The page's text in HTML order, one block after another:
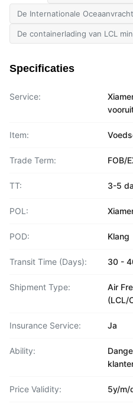
De Internationale Oceaanvracht
De containerlading van LCL
Specificaties
Service:
Item:
Trade Term: FOB/
TT: 3-5
POL:
POD: Klang
Transit Time (Days): 30 -
Shipment Type:
Air
(LCL/
Insurance Service: Ja
Ability:
Price Validity: 5y/m/